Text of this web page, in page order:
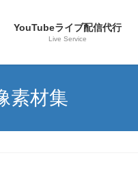
YouTubeライブ配信代行
Live Service
素材集